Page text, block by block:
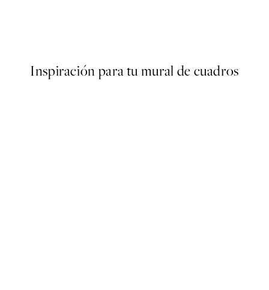
Inspiración para tu mural de cuadros